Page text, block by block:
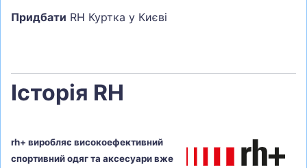
Придбати RH Куртка у Києві
Історія RH
rh+ виробляє високоефективний
спортивний одяг та аксесуари вже